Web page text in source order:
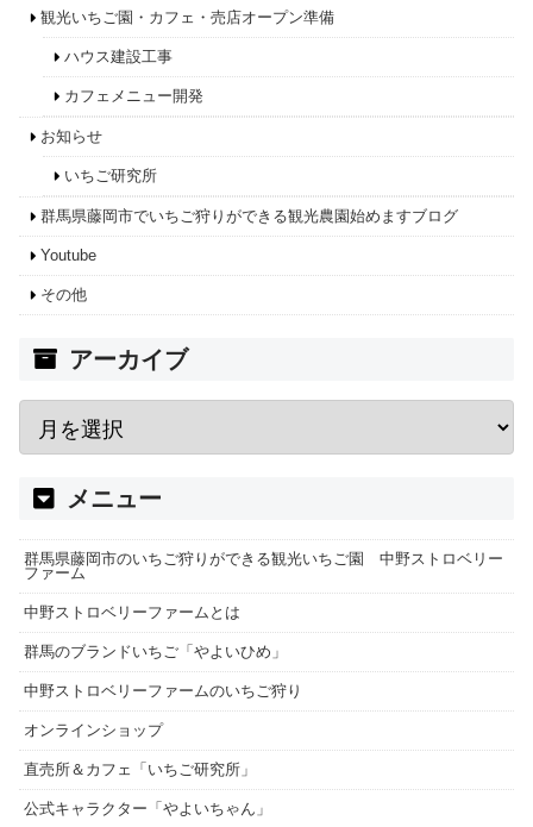
観光いちご園・カフェ・売店オープン準備
ハウス建設工事
カフェメニュー開発
お知らせ
いちご研究所
群馬県藤岡市でいちご狩りができる観光農園始めますブログ
Youtube
その他
アーカイブ
メニュー
群馬県藤岡市のいちご狩りができる観光いちご園 中野ストロベリー
ファーム
中野ストロベリーファームとは
群馬のブランドいちご「やよいひめ」
中野ストロベリーファームのいちご狩り
オンラインショップ
直売所＆カフェ「いちご研究所」
公式キャラクター「やよいちゃん」